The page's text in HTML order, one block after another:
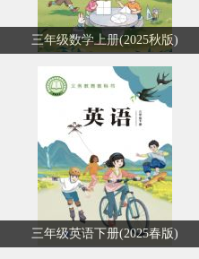
三年级数学上册(2025秋版)
三年级英语下册(2025春版)